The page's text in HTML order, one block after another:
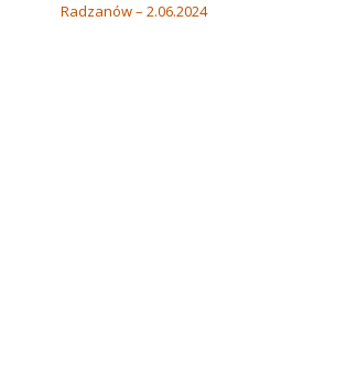
Radzanów – 2.06.2024